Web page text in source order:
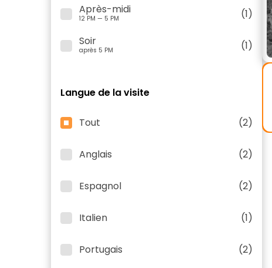
Après-midi
12 PM — 5 PM
(1)
Soir
après 5 PM (1)
Langue de la visite
Tout (2)
Anglais (2)
Espagnol (2)
Italien (1)
Portugais (2)